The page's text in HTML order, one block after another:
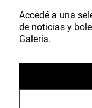
Accedé a una
de noticias y
Galería.